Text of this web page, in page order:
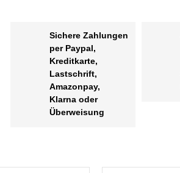
Sichere Zahlungen
per Paypal,
Kreditkarte,
Lastschrift,
Amazonpay,
Klarna oder
Überweisung